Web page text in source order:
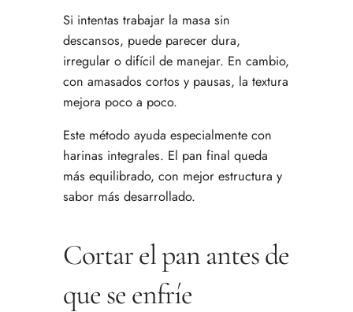
Si intentas trabajar la masa sin
descansos, puede parecer dura,
irregular o difícil de manejar. En cambio,
con amasados cortos y pausas, la textura
mejora poco a poco.
Este método ayuda especialmente con
harinas integrales. El pan final queda
más equilibrado, con mejor estructura y
sabor más desarrollado.
Cortar el pan antes de
que se enfríe